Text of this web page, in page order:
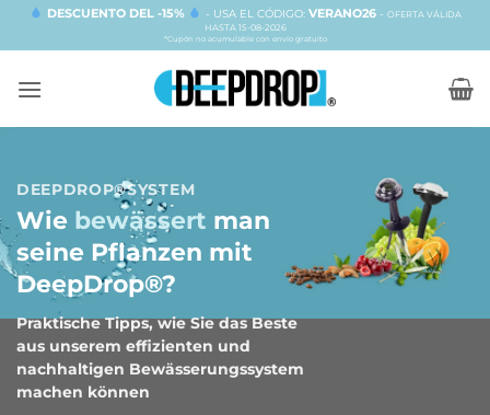
Zum DESCUENTO DEL -15% - USA EL CÓDIGO: VERANO26- OFERTA VÁLIDA
HASTA 15-08-2026
*Cupón no acumulable con envío gratuito
DEEPDROP®SYSTEM
Wie bewässert man
seine Pflanzen mit
DeepDrop®?
Praktische Tipps, wie Sie das Beste
aus unserem effizienten und
nachhaltigen Bewässerungssystem
machen können